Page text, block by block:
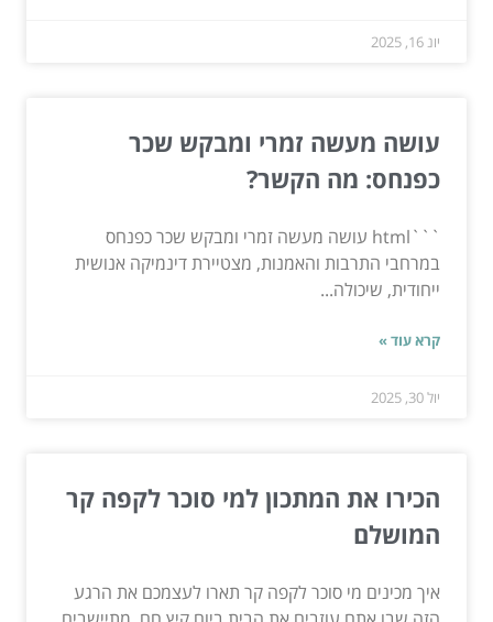
יונ 16, 2025
עושה מעשה זמרי ומבקש שכר
כפנחס: מה הקשר?
```html עושה מעשה זמרי ומבקש שכר כפנחס
במרחבי התרבות והאמנות, מצטיירת דינמיקה אנושית
ייחודית, שיכולה...
קרא עוד »
יול 30, 2025
הכירו את המתכון למי סוכר לקפה קר
המושלם
איך מכינים מי סוכר לקפה קר תארו לעצמכם את הרגע